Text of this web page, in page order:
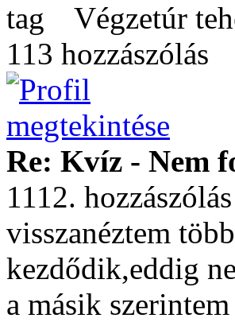
Végzetúr
113 hozzászólás
Re: Kvíz - Nem
1112.
visszanéztem
kezdődik,eddig
a másik